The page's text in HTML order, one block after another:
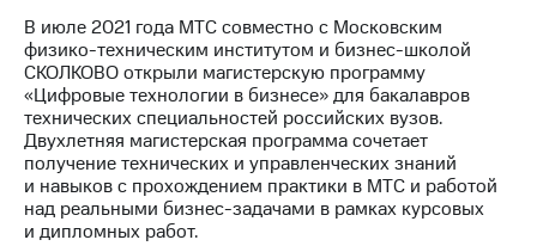
В июле 2021 года МТС совместно с Московским
физико-техническим институтом и бизнес-школой
СКОЛКОВО открыли магистерскую программу
«Цифровые технологии в бизнесе» для бакалавров
технических специальностей российских вузов.
Двухлетняя магистерская программа сочетает
получение технических и управленческих знаний
и навыков с прохождением практики в МТС и работой
над реальными бизнес-задачами в рамках курсовых
и дипломных работ.